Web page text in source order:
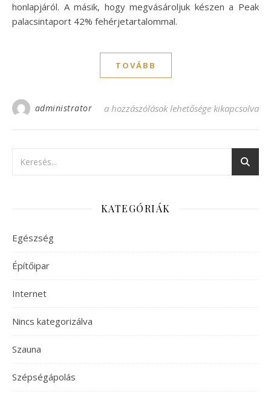
honlapjáról. A másik, hogy megvásároljuk készen a Peak
palacsintaport 42% fehérjetartalommal.
TOVÁBB
administrator Az ínycsiklandozóan finom fehérjés
a hozzászólások lehetősége kikapcsolva
KATEGÓRIÁK
Egészség
Építőipar
Internet
Nincs kategorizálva
Szauna
Szépségápolás